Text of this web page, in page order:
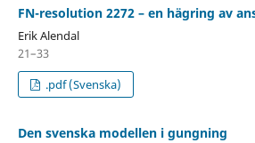
FN-resolution 2272 – en hägring av
Erik Alendal
21–33
.pdf (Svenska)
Den svenska modellen i gungning